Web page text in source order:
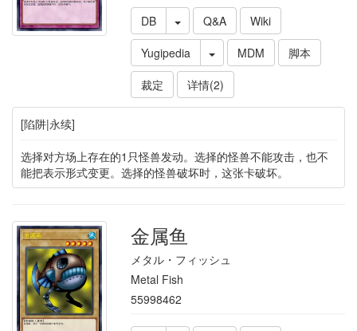
DB Q&A
Wiki
Yugipedia
MDM
脚本
裁定
详情(2)
[陷阱|永续]
选择对方场上存在的1只怪兽发动。选择的怪兽不能攻击，也不
能把表示形式变更。选择的怪兽破坏时，这张卡破坏。
金属鱼
メタル・フィッシュ
Metal Fish
55998462